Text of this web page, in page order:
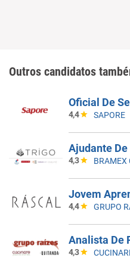
Outros candidatos
Oficial De
4,4 SAPORE
Ajudante
4,3 BRAMEX
4,4 GRUPO
4,3